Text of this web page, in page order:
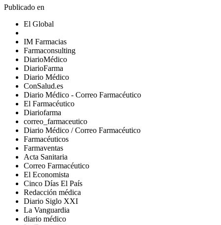
Publicado en
El Global
IM Farmacias
Farmaconsulting
DiarioMédico
DiarioFarma
Diario Médico
ConSalud.es
Diario Médico - Correo Farmacéutico
El Farmacéutico
Diariofarma
correo_farmaceutico
Diario Médico / Correo Farmacéutico
Farmacéuticos
Farmaventas
Acta Sanitaria
Correo Farmacéutico
El Economista
Cinco Días El País
Redacción médica
Diario Siglo XXI
La Vanguardia
diario médico